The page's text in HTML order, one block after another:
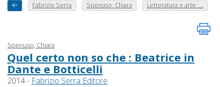
Fabrizio Serra Spenuso, Chiara Letteratura e arte :...
Spenuso, Chiara
Quel certo non so che : Beatrice in
Dante e Botticelli
2014 - Fabrizio Serra Editore